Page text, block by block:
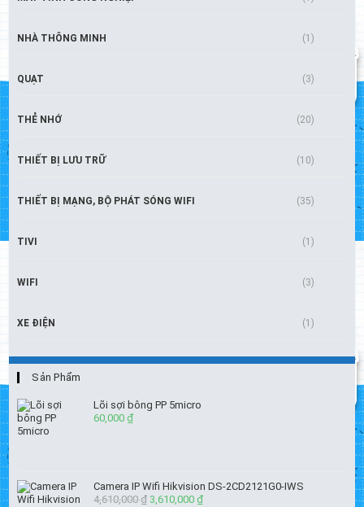
NHÀ THÔNG MINH (1)
QUẠT (3)
THẺ NHỚ (20)
THIẾT BỊ LƯU TRỮ (10)
THIẾT BỊ MẠNG, BỘ PHÁT SÓNG WIFI (35)
TIVI (1)
WIFI (3)
XE ĐIỆN (1)
Sản Phẩm
Lõi sợi bông PP 5micro
60,000 ₫
Camera IP Wifi Hikvision DS-2CD2121G0-IWS
4,610,000₫ Giá
3,610,000 ₫Giá